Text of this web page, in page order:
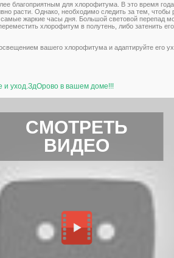
благоприятным для хлорофитума. В это время
расти. Однако, необходимо следить за тем, чтобы
жаркие часы дня. Большой световой перепад
хлорофитум в полутень, либо затенить
вашего хлорофитума и адаптируйте его
уход.ЗдОрово в вашем доме!!!
СМОТРЕТЬ
ВИДЕО